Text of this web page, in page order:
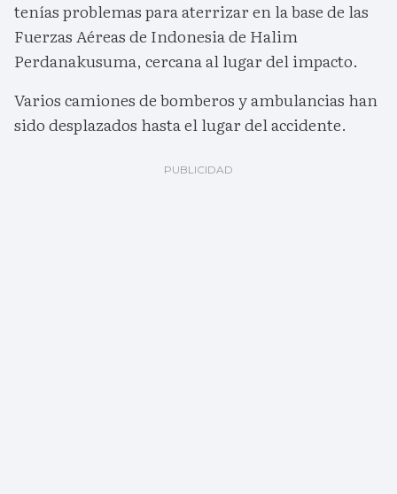
tenías problemas para aterrizar en la base de las
Fuerzas Aéreas de Indonesia de Halim
Perdanakusuma, cercana al lugar del impacto.
Varios camiones de bomberos y ambulancias han
sido desplazados hasta el lugar del accidente.